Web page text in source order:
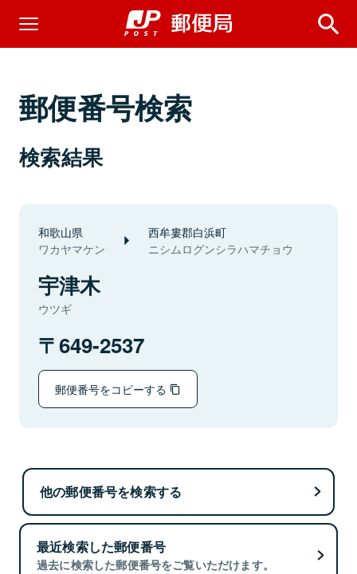
郵便番号検索
検索結果
和歌山県
ワカヤマケン
西牟婁郡白浜町
ニシムログンシラハマチョウ
宇津木
ウツギ
649-2537
郵便番号をコピーする
他の郵便番号を検索する
最近検索した郵便番号
過去に検索した郵便番号をご覧いただけます。